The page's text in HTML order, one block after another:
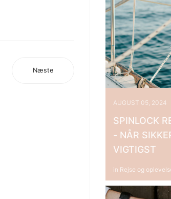
Næste
AUGUST 05, 2024
SPINLOCK
- NÅR
VIGTIGST
in Rejse og